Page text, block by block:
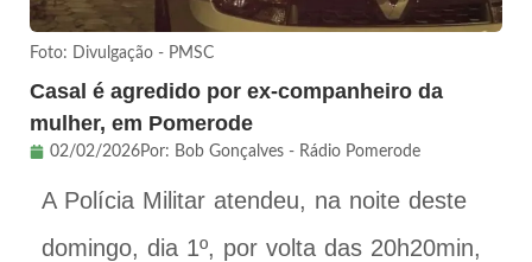
Foto: Divulgação - PMSC
Casal é agredido por ex-companheiro da
mulher, em Pomerode
02/02/2026Por: Bob Gonçalves - Rádio Pomerode
A Polícia Militar atendeu, na noite deste
domingo, dia 1º, por volta das 20h20min,